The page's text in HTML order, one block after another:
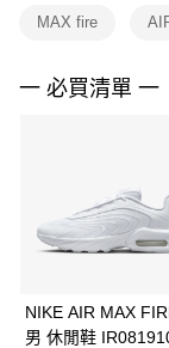
權轉讓予恩沛科技股
３．未成年的使用者
「AFTEE先享後付」
請求用戶進行身份認證
５．嚴禁一人註冊多
恩沛科技股份有限公
MAX fire
一 必買清單 一
NIKE AIR MAX
男 休閒鞋